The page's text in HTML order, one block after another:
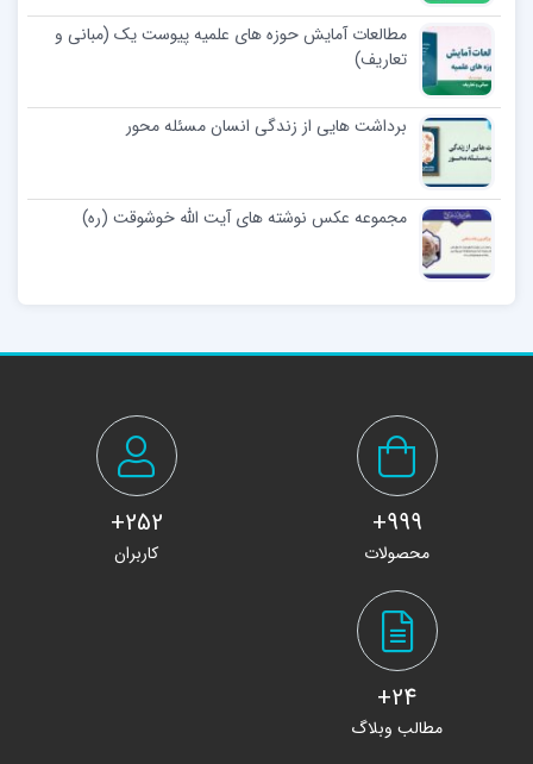
مطالعات آمایش حوزه های علمیه پیوست یک (مبانی و
تعاریف)
برداشت هایی از زندگی انسان مسئله محور
مجموعه عکس نوشته های آیت الله خوشوقت (ره)
999+
محصولات
252+
کاربران
24+
مطالب وبلاگ